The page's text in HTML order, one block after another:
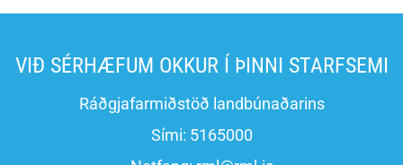
VIÐ SÉRHÆFUM OKKUR Í ÞINNI STARFSEMI
Ráðgjafarmiðstöð landbúnaðarins
Sími: 5165000